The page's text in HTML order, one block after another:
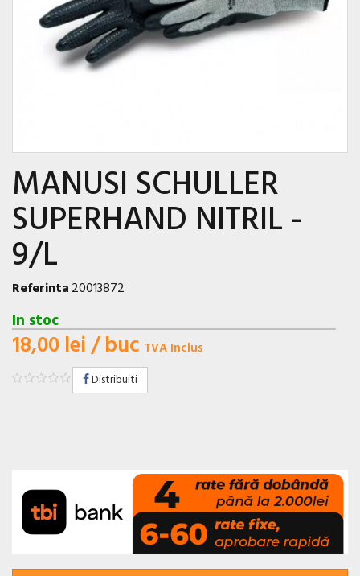
MANUSI SCHULLER
SUPERHAND NITRIL -
9/L
Referinta20013872
In stoc
18,00 lei/ buc TVA Inclus
Distribuiti